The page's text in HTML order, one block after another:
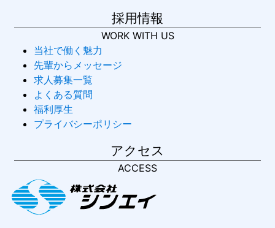
採用情報
WORK WITH US
当社で働く魅力
先輩からメッセージ
求人募集一覧
よくある質問
福利厚生
プライバシーポリシー
アクセス
ACCESS